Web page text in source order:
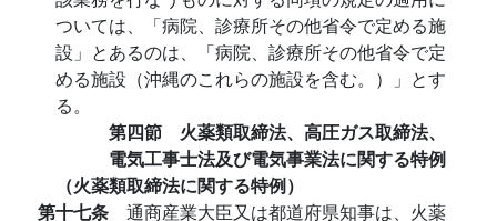
ついては、「病院、診療所その他省令で定める施
設」とあるのは、「病院、診療所その他省令で定
める施設（沖縄のこれらの施設を含む。）」とす
る。
第四節 火薬類取締法、高圧ガス取締法、
電気工事士法及び電気事業法に関する特例
（火薬類取締法に関する特例）
第十七条 通商産業大臣又は都道府県知事は、火薬